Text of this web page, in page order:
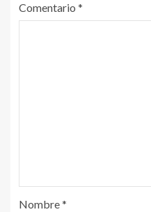
Comentario *
Nombre*